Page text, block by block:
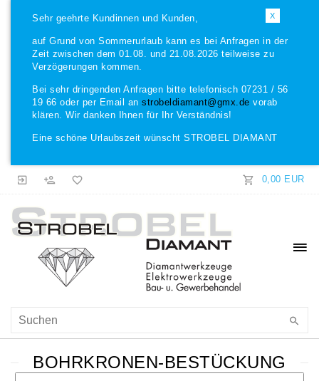
X
Sehr geehrte Kundinnen und Kunden,
auf Grund von Sommerurlaub kann es bei Anfragen in der
Zeit zwischen dem 01.08. und 21.08.2026 teilweise zu
Verzögerungen kommen.
Bei sehr dringenden Anfragen bitte telefonisch 07231 / 56
19 66 oder per Email an strobeldiamant@gmx.de vorab
klären. Wir danken Ihnen für Ihr Verständnis!
Eine schöne Urlaubszeit wünscht STROBEL DIAMANT
0,00 EUR
BOHRKRONEN-BESTÜCKUNG